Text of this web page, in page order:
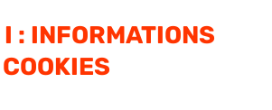
: INFORMATIONS